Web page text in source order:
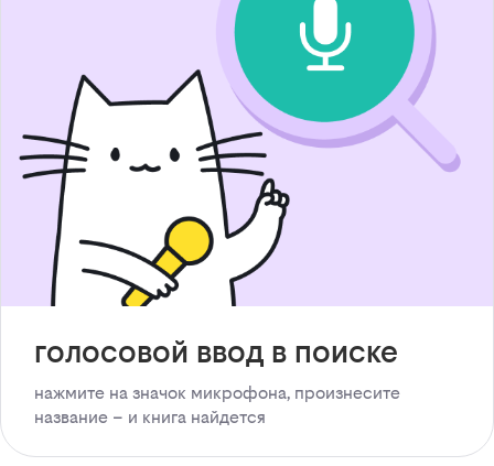
голосовой ввод в поиске
нажмите на значок микрофона, произнесите
название – и книга найдется